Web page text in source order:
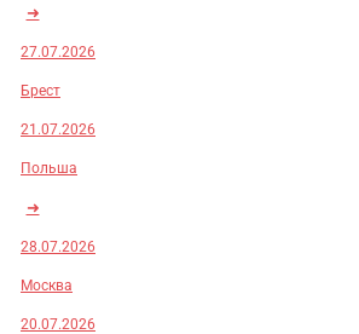
➜
27.07.2026
Брест
21.07.2026
Польша
➜
28.07.2026
Москва
20.07.2026